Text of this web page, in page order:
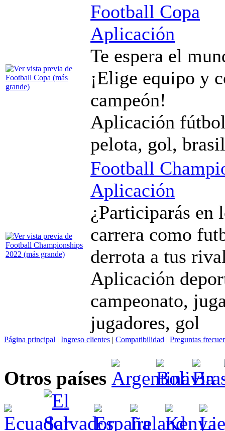
Football Copa
Aplicación
Te espera el
¡Elige equipo y
campeón!
Aplicación
pelota, gol, brasil
Football
Aplicación
¿Participarás en
carrera como
derrota a tus
Aplicación
campeonato,
jugadores, gol
Página principal | Ingreso clientes | Compatibilidad | Preguntas
Otros países